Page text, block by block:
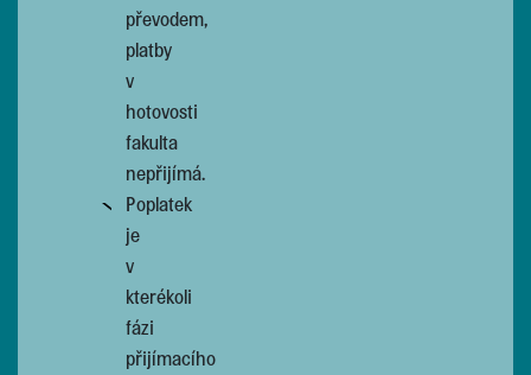
převodem,
platby
v
hotovosti
fakulta
nepřijímá.
Poplatek
je
v
kterékoli
fázi
přijímacího